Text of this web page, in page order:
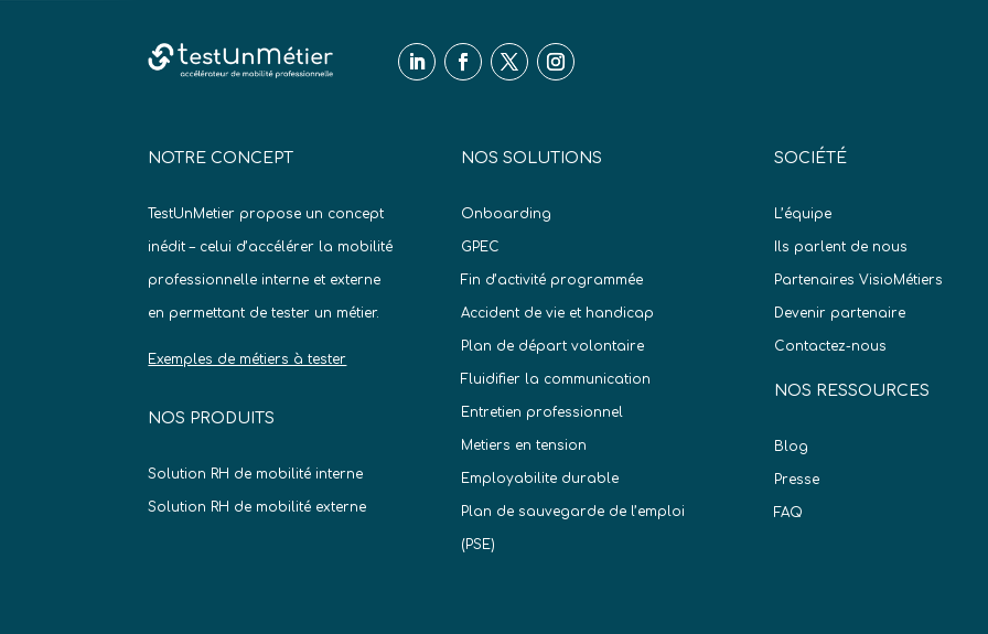
NOTRE CONCEPT
TestUnMetier propose un concept
inédit – celui d’accélérer la mobilité
professionnelle interne et externe
en permettant de tester un métier.
Exemples de métiers à tester
NOS PRODUITS
Solution RH de mobilité interne
Solution RH de mobilité externe
NOS SOLUTIONS
Onboarding
GPEC
Fin d’activité programmée
Accident de vie et handicap
Plan de départ volontaire
Fluidifier la communication
Entretien professionnel
Metiers en tension
Employabilite durable
Plan de sauvegarde de l’emploi
(PSE)
SOCIÉTÉ
L’équipe
Ils parlent de nous
Partenaires VisioMétiers
Devenir partenaire
Contactez-nous
NOS RESSOURCES
Blog
Presse
FAQ